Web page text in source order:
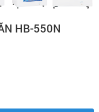
HB-550N